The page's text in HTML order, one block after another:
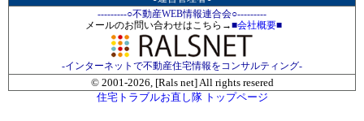
---------○不動産WEB情報連合会○---------
メールのお問い合わせはこちら→■会社概要■
-インターネットで不動産住宅情報をコンサルティング-
© 2001-2026, [Rals net] All rights resered
住宅トラブルお直し隊 トップページ